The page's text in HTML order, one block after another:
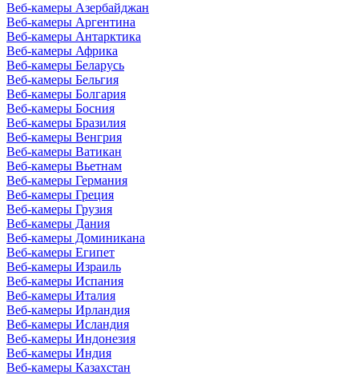
Веб-камеры Азербайджан
Веб-камеры Аргентина
Веб-камеры Антарктика
Веб-камеры Африка
Веб-камеры Беларусь
Веб-камеры Бельгия
Веб-камеры Болгария
Веб-камеры Босния
Веб-камеры Бразилия
Веб-камеры Венгрия
Веб-камеры Ватикан
Веб-камеры Вьетнам
Веб-камеры Германия
Веб-камеры Греция
Веб-камеры Грузия
Веб-камеры Дания
Веб-камеры Доминикана
Веб-камеры Египет
Веб-камеры Израиль
Веб-камеры Испания
Веб-камеры Италия
Веб-камеры Ирландия
Веб-камеры Исландия
Веб-камеры Индонезия
Веб-камеры Индия
Веб-камеры Казахстан